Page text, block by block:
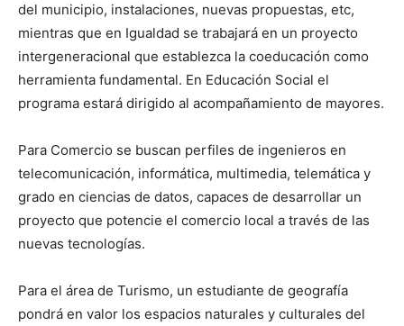
del municipio, instalaciones, nuevas propuestas, etc,
mientras que en Igualdad se trabajará en un proyecto
intergeneracional que establezca la coeducación como
herramienta fundamental. En Educación Social el
programa estará dirigido al acompañamiento de mayores.
Para Comercio se buscan perfiles de ingenieros en
telecomunicación, informática, multimedia, telemática y
grado en ciencias de datos, capaces de desarrollar un
proyecto que potencie el comercio local a través de las
nuevas tecnologías.
Para el área de Turismo, un estudiante de geografía
pondrá en valor los espacios naturales y culturales del